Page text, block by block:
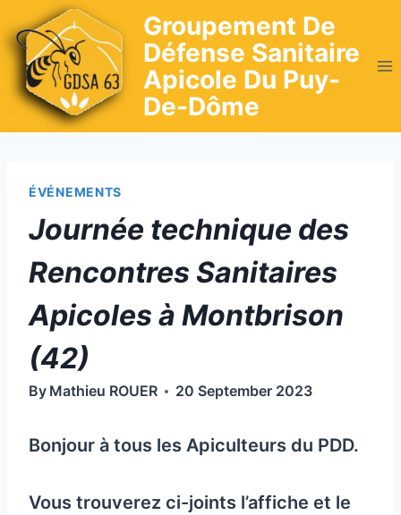
to
content
Groupement De
Défense Sanitaire
Apicole Du Puy-
De-Dôme
ÉVÉNEMENTS
Journée technique des
Rencontres Sanitaires
Apicoles à Montbrison
(42)
By Mathieu ROUER 20 September 2023
Bonjour à tous les Apiculteurs du PDD.
Vous trouverez ci-joints l’affiche et le